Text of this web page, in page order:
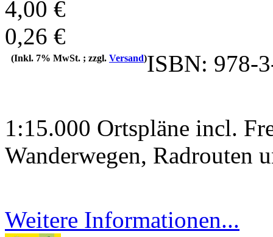
4,00 €
0,26 €
(Inkl. 7% MwSt. ; zzgl. Versand)ISBN: 978-
1:15.000 Ortspläne incl.
Wanderwegen, Radrouten
Weitere Informationen...